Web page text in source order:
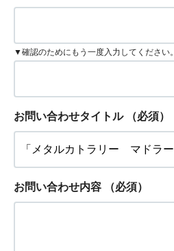
▼確認のためにもう一度入力してください。
お問い合わせタイトル （必須）
お問い合わせ内容 （必須）